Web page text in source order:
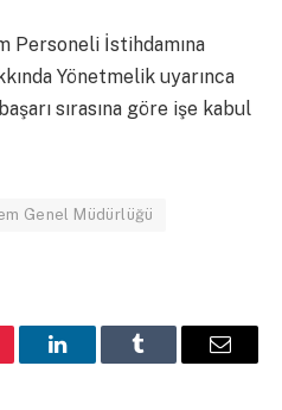
Personeli İstihdamına
Yönetmelik uyarınca
sırasına göre işe kabul
Genel Müdürlüğü
LinkedInTumblr Email